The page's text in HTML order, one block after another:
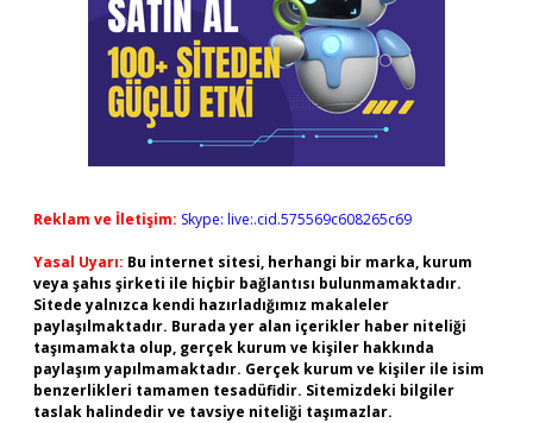
Reklam ve İletişim: Skype: live:.cid.575569c608265c69
Yasal Uyarı: Bu internet sitesi, herhangi bir marka, kurum
veya şahıs şirketi ile hiçbir bağlantısı bulunmamaktadır.
Sitede yalnızca kendi hazırladığımız makaleler
paylaşılmaktadır. Burada yer alan içerikler haber niteliği
taşımamakta olup, gerçek kurum ve kişiler hakkında
paylaşım yapılmamaktadır. Gerçek kurum ve kişiler ile isim
benzerlikleri tamamen tesadüfidir. Sitemizdeki bilgiler
taslak halindedir ve tavsiye niteliği taşımazlar.